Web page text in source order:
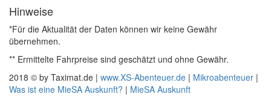
Hinweise
*Für die Aktualität der Daten können wir keine Gewähr
übernehmen.
** Ermittelte Fahrpreise sind geschätzt und ohne Gewähr.
2018 © by Taximat.de | www.XS-Abenteuer.de | Mikroabenteuer |
Was ist eine MieSA Auskunft? | MieSA Auskunft